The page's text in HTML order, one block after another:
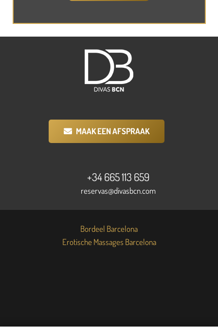
MAAK EEN AFSPRAAK
+34 665 113 659
reservas@divasbcn.com
Bordeel Barcelona
Erotische Massages Barcelona